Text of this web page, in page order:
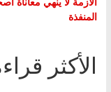
المنفذة
الأكثر